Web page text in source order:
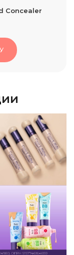
Concealer